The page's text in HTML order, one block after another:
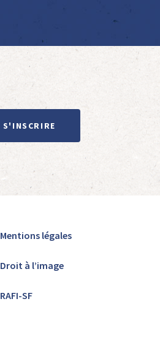
S'INSCRIRE
Mentions légales
Droit à l’image
RAFI-SF